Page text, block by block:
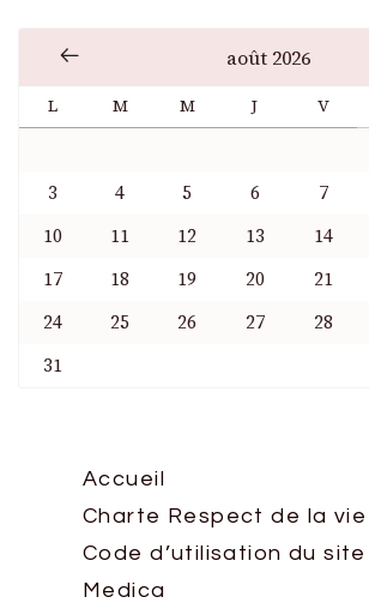
août 2026
L M M J V
3
4 5 6 7
10
11 12 13 14
17
18 19 20 21
24
25 26 27 28
31
Accueil
Charte Respect de la
Code d’utilisation du
Medica